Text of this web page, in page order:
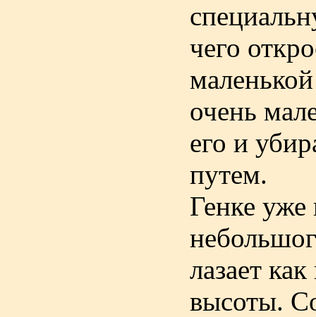
чего
очень
его и
путем.
Генке
лазает
высоты.